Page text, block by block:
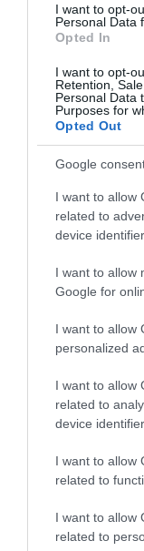
I want to opt-
Personal Data
Opted In
I want to opt-
Retention,
Personal Data
Purposes for
Opted Out
Google
I want to allow
related to
device
I want to allow
Google for
I want to allow
personalized
I want to allow
related to
device
I want to allow
related to
I want to allow
related to
Ψηφοφορία:4.1.
ΕΞΑΙΡΕΣΗ –